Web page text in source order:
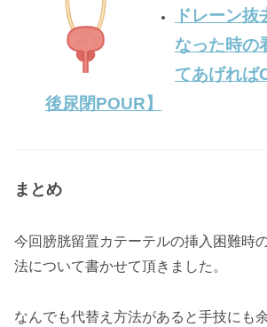
ドレーン
なった時の
てあげれば
後尿閉POUR】
まとめ
今回膀胱留置カテーテルの挿入困難時
法について書かせて頂きました。
なんでも代替え方法があると手技にも